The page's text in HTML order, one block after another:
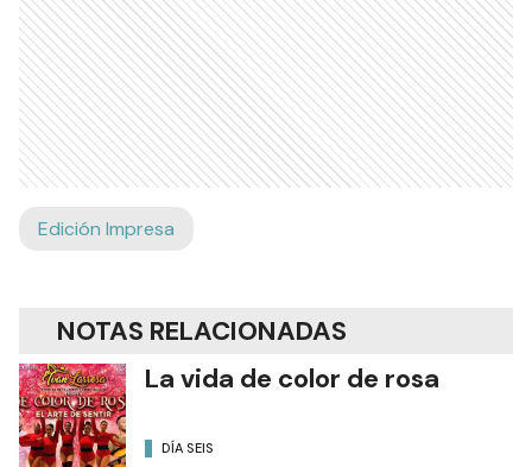
Edición Impresa
NOTAS RELACIONADAS
La vida de color de rosa
DÍA SEIS